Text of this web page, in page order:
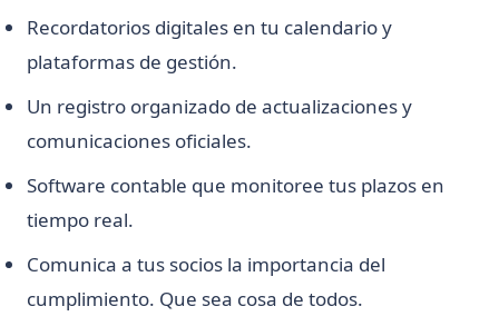
Recordatorios digitales en tu calendario y
plataformas de gestión.
Un registro organizado de actualizaciones y
comunicaciones oficiales.
Software contable que monitoree tus plazos en
tiempo real.
Comunica a tus socios la importancia del
cumplimiento. Que sea cosa de todos.